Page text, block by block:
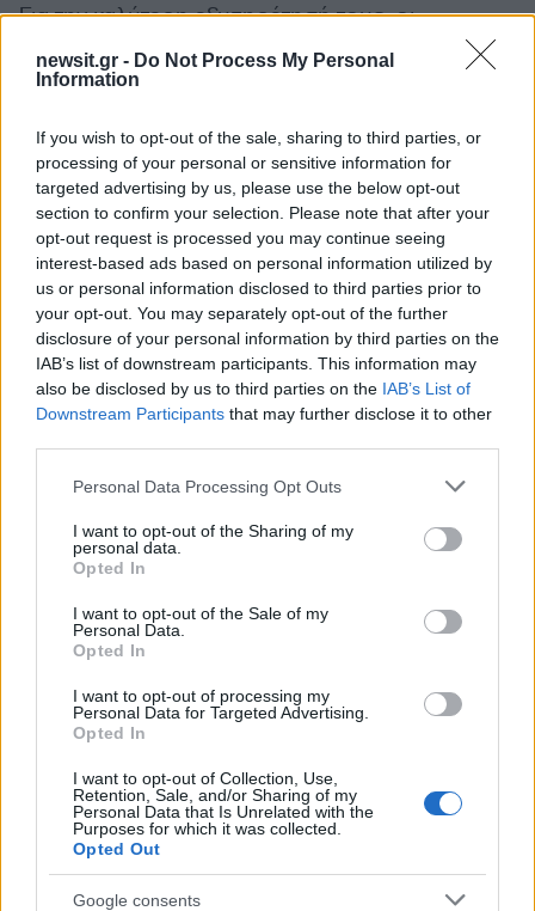
newsit.gr - Do Not Process My Personal
Information
If you wish to opt-out of the sale, sharing to third parties, or
processing of your personal or sensitive information for
targeted advertising by us, please use the below opt-out
section to confirm your selection. Please note that after your
opt-out request is processed you may continue seeing
interest-based ads based on personal information utilized by
us or personal information disclosed to third parties prior to
your opt-out. You may separately opt-out of the further
disclosure of your personal information by third parties on the
IAB’s list of downstream participants. This information may
also be disclosed by us to third parties on the IAB’s List of
Downstream Participants that may further disclose it to other
Please note that this website/app uses one or more Google
not limited to your visit or usage behaviour. You may click to
grant or deny consent to Google and its third-party tags to
use your data for below specified purposes in below Google
consent section.
Personal Data Processing Opt Outs
I want to opt-out of the Sharing of my
personal data.
Opted In
I want to opt-out of the Sale of my
Personal Data.
Opted In
I want to opt-out of processing my
Personal Data for Targeted Advertising.
Opted In
I want to opt-out of Collection, Use,
Retention, Sale, and/or Sharing of my
Personal Data that Is Unrelated with the
Purposes for which it was collected.
Opted Out
Google consents
Για την καλύτερη εξυπηρέτησή τους, οι
ενδιαφερόμενοι καλούνται να συμβουλεύονται
τις οδηγίες που παρέχονται μέσω της
επικοινωνίας της ΑΑΔΕ.
ΔΙΑΦΗΜΙΣΗ
Αν τα χάσατε
Σε πορτοκαλί συναγερμό
για φωτιές η χώρα και τη
Δευτέρα: Στα 9 μποφόρ οι
άνεμοι – Πάνω από 400
πυρκαγιές σε 10 ημέρες
Μετέτρεψαν το
Σαρακήνικο της
το ελικόπτερο τους
κάνουν μπάνιο